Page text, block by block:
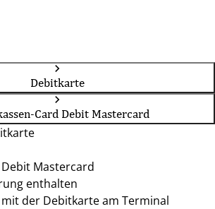
Debitkarte
Card Debit Mastercard
Mastercard
enthalten
der Debitkarte am Terminal